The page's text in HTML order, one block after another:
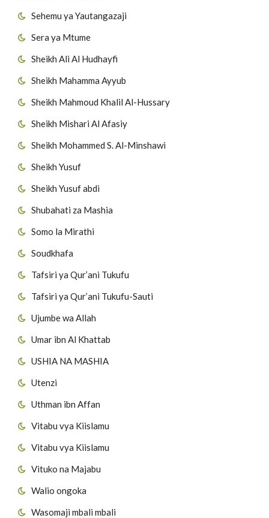
Sehemu ya Yautangazaji
Sera ya Mtume
Sheikh Ali Al Hudhayfi
Sheikh Mahamma Ayyub
Sheikh Mahmoud Khalil Al-Hussary
Sheikh Mishari Al Afasiy
Sheikh Mohammed S. Al-Minshawi
Sheikh Yusuf
Sheikh Yusuf abdi
Shubahati za Mashia
Somo la Mirathi
Soudkhafa
Tafsiri ya Qur’ani Tukufu
Tafsiri ya Qur’ani Tukufu-Sauti
Ujumbe wa Allah
Umar ibn Al Khattab
USHIA NA MASHIA
Utenzi
Uthman ibn Affan
Vitabu vya Kiislamu
Vitabu vya Kiislamu
Vituko na Majabu
Walio ongoka
Wasomaji mbali mbali